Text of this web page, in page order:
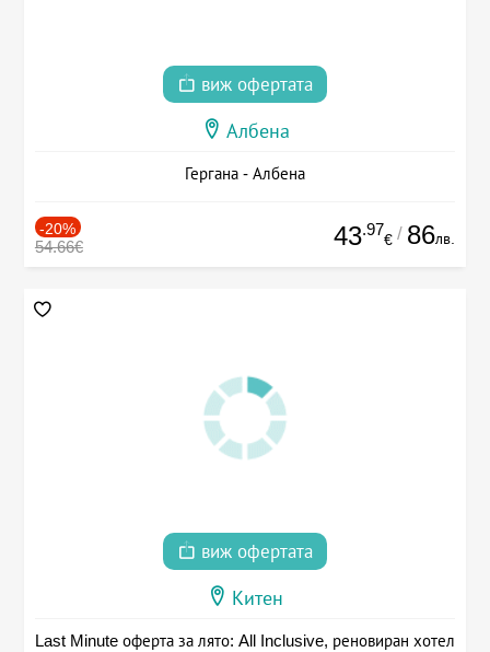
виж офертата
Албена
Гергана - Албена
-20%
54.66€ 43.97
€ / 86лв.
виж офертата
Китен
Last Minute оферта за лято: All Inclusive, реновиран хотел